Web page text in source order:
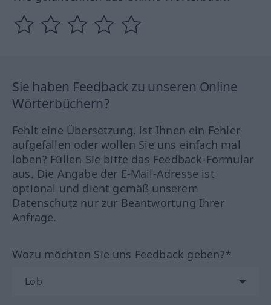
Sie haben Feedback zu unseren Online
Wörterbüchern?
Fehlt eine Übersetzung, ist Ihnen ein Fehler
aufgefallen oder wollen Sie uns einfach mal
loben? Füllen Sie bitte das Feedback-Formular
aus. Die Angabe der E-Mail-Adresse ist
optional und dient gemäß unserem
Datenschutz nur zur Beantwortung Ihrer
Anfrage.
Wozu möchten Sie uns Feedback geben?*